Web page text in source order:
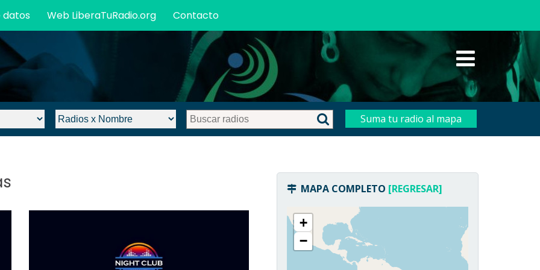
datos Web LiberaTuRadio.org Contacto
y Software Libre
Menú
principal
para
escritorio
Suma tu radio al mapa
MAPA COMPLETO [REGRESAR]
+
−